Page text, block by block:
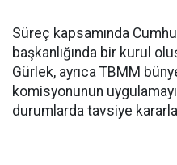
Süreç kapsamında
başkanlığında bir kurul
Gürlek, ayrıca TBMM
komisyonunun
durumlarda tavsiye